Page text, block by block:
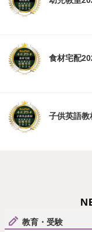
食材宅配
子供英語教
教育・受験